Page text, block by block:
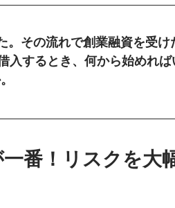
。その流れで創業融資を受
入するとき、何から始めれ
番！リスクを大